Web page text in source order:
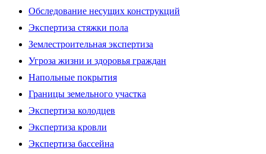
Обследование несущих конструкций
Экспертиза стяжки пола
Землестроительная экспертиза
Угроза жизни и здоровья граждан
Напольные покрытия
Границы земельного участка
Экспертиза колодцев
Экспертиза кровли
Экспертиза бассейна